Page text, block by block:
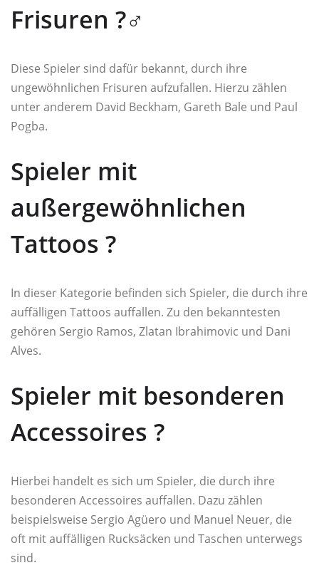
Frisuren ?‍♂️
Diese Spieler sind dafür bekannt, durch ihre
ungewöhnlichen Frisuren aufzufallen. Hierzu zählen
unter anderem David Beckham, Gareth Bale und Paul
Pogba.
Spieler mit
außergewöhnlichen
Tattoos ?️
In dieser Kategorie befinden sich Spieler, die durch ihre
auffälligen Tattoos auffallen. Zu den bekanntesten
gehören Sergio Ramos, Zlatan Ibrahimovic und Dani
Alves.
Spieler mit besonderen
Accessoires ?
Hierbei handelt es sich um Spieler, die durch ihre
besonderen Accessoires auffallen. Dazu zählen
beispielsweise Sergio Agüero und Manuel Neuer, die
oft mit auffälligen Rucksäcken und Taschen unterwegs
sind.